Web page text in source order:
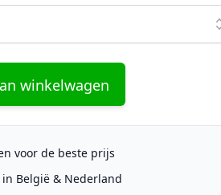
winkelwagen
voor de beste prijs
België & Nederland